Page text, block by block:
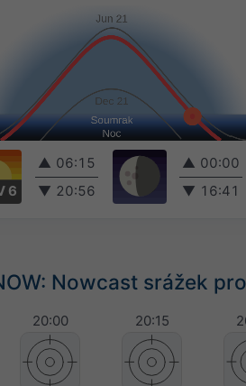
6
▲ 06:15
▼ 20:56
▲ 00:00
▼ 16:41
Nowcast srážek
20:00 20:15